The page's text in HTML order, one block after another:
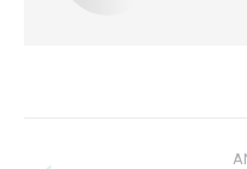
Navegación